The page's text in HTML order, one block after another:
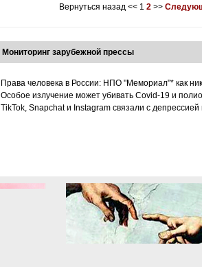
Вернуться назад<< 1 2>>
Мониторинг зарубежной прессы
Права человека в России: НПО "Мемориал"* как
Особое излучение может убивать Covid-19 и
TikTok, Snapchat и Instagram связали с